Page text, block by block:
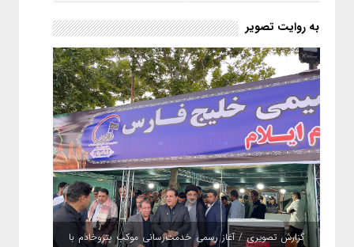
به روایت تصویر
گزارش تصویری / آغاز رسمی خدمت‌رسانی موکب پتروخادم با